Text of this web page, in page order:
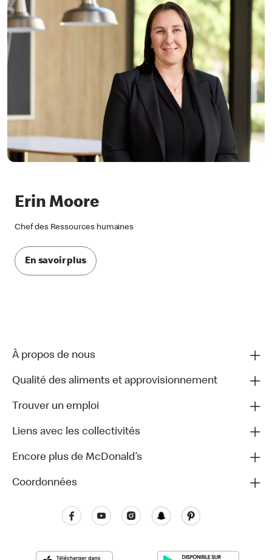
Erin Moore
Chef des Ressources humaines
En savoir plus
À propos de nous
Qualité des aliments et approvisionnement
Trouver un emploi
Liens avec les collectivités
Encore plus de McDonald’s
Coordonnées